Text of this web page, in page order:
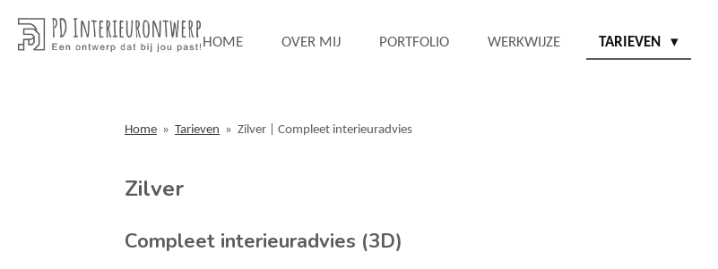
Ga
direct
HOME OVER MIJ PORTFOLIO WERKWIJZE TARIEVEN
Home » Tarieven » Zilver | Compleet interieuradvies
Zilver
Compleet interieuradvies (3D)